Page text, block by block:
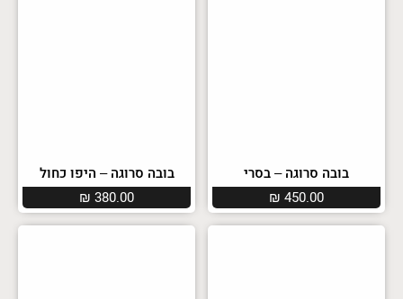
בובה סרוגה – בסרי
₪ 450.00
בובה סרוגה – היפו כחול
₪ 380.00